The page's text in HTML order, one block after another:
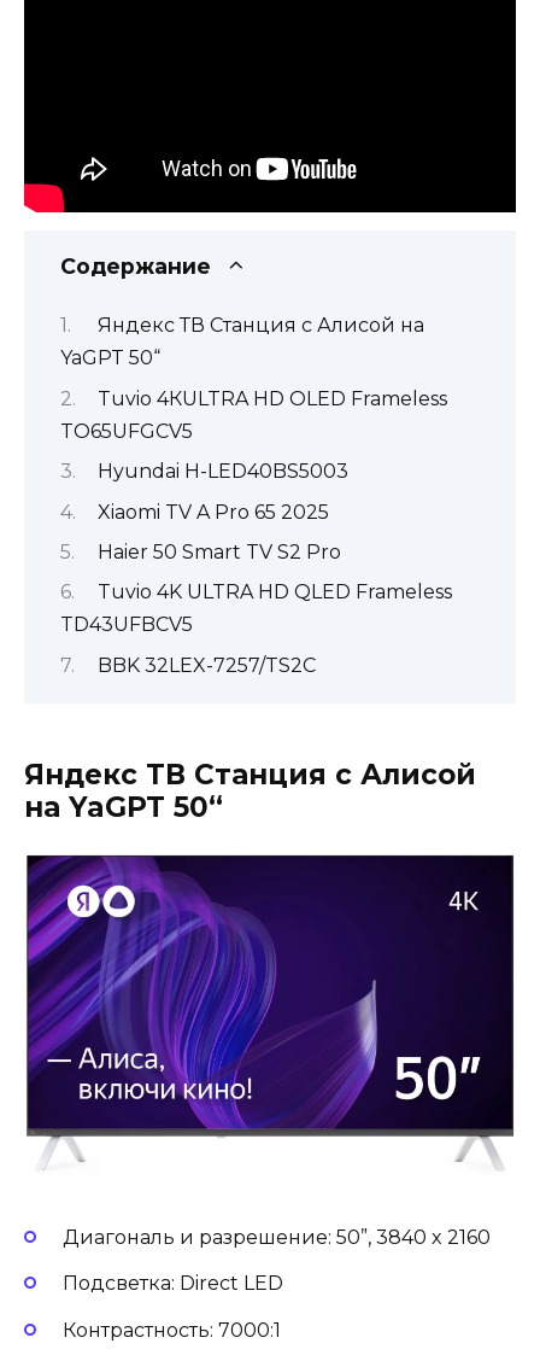
Содержание
Яндекс ТВ Станция с Алисой на
YaGPT 50“
Tuvio 4КULTRA HD OLED Frameless
TO65UFGCV5
Hyundai H-LED40BS5003
Xiaomi TV A Pro 65 2025
Haier 50 Smart TV S2 Pro
Tuvio 4K ULTRA HD QLED Frameless
TD43UFBCV5
BBK 32LEX-7257/TS2C
Яндекс ТВ Станция с Алисой
на YaGPT 50“
Диагональ и разрешение: 50”, 3840 x 2160
Подсветка: Direct LED
Контрастность: 7000:1